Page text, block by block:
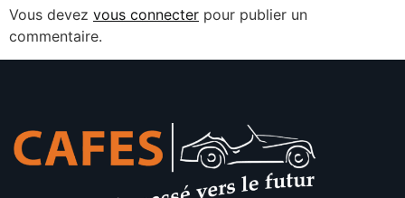
Vous devez vous connecter pour publier un
commentaire.